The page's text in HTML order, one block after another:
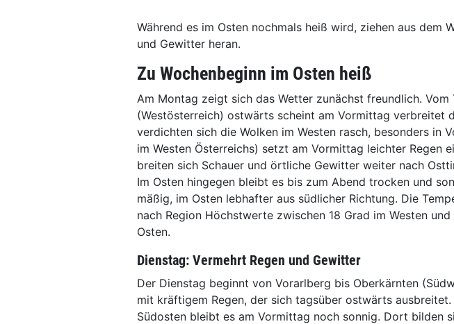
Während es im Osten nochmals heiß wird, ziehen aus dem
und Gewitter heran.
Zu Wochenbeginn im Osten heiß
Am Montag zeigt sich das Wetter zunächst freundlich. Vom
(Westösterreich) ostwärts scheint am Vormittag verbreitet
verdichten sich die Wolken im Westen rasch, besonders in
im Westen Österreichs) setzt am Vormittag leichter Regen
breiten sich Schauer und örtliche Gewitter weiter nach
Im Osten hingegen bleibt es bis zum Abend trocken und
mäßig, im Osten lebhafter aus südlicher Richtung. Die
nach Region Höchstwerte zwischen 18 Grad im Westen
Osten.
Dienstag: Vermehrt Regen und Gewitter
Der Dienstag beginnt von Vorarlberg bis Oberkärnten
mit kräftigem Regen, der sich tagsüber ostwärts ausbreitet.
Südosten bleibt es am Vormittag noch sonnig. Dort bilden